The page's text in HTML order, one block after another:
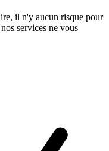
il n'y aucun risque pour
services ne vous